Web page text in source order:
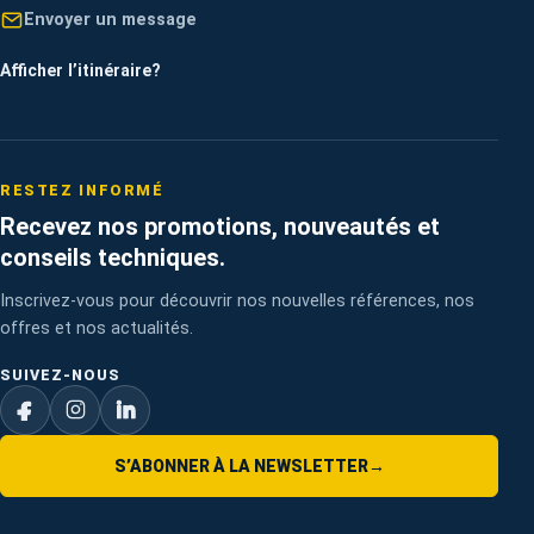
Envoyer un message
Afficher l’itinéraire?
RESTEZ INFORMÉ
Recevez nos promotions, nouveautés et
conseils techniques.
Inscrivez-vous pour découvrir nos nouvelles références, nos
offres et nos actualités.
SUIVEZ-NOUS
S’ABONNER À LA NEWSLETTER→